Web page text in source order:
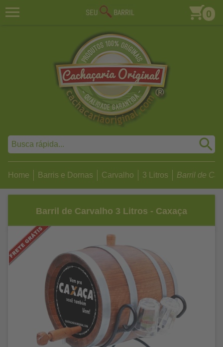
0
Home Barris e Dornas Carvalho 3 Litros Barril de
Barril de Carvalho 3 Litros - Caxaça